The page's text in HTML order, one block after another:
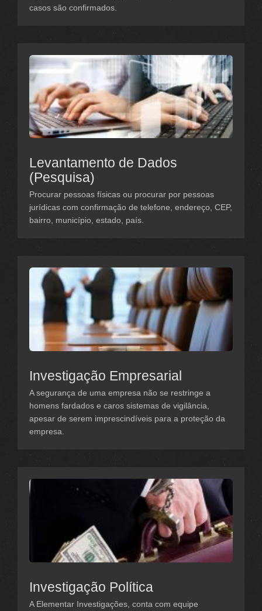
casos são confirmados.
Levantamento de Dados
(Pesquisa)
Procurar pessoas físicas ou procurar por pessoas
jurídicas com confirmação de telefone, endereço, CEP,
bairro, município, estado, país.
Investigação Empresarial
A segurança de uma empresa não se restringe a
homens fardados e caros sistemas de vigilância,
apesar de serem imprescindíveis para a proteção da
empresa.
Investigação Política
A Elementar Investigações, conta com equipe